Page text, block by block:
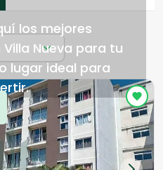
los mejores
Nueva para tu
lugar ideal para